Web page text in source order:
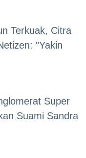
Terkuak, Citra
"Yakin
Super
Suami Sandra